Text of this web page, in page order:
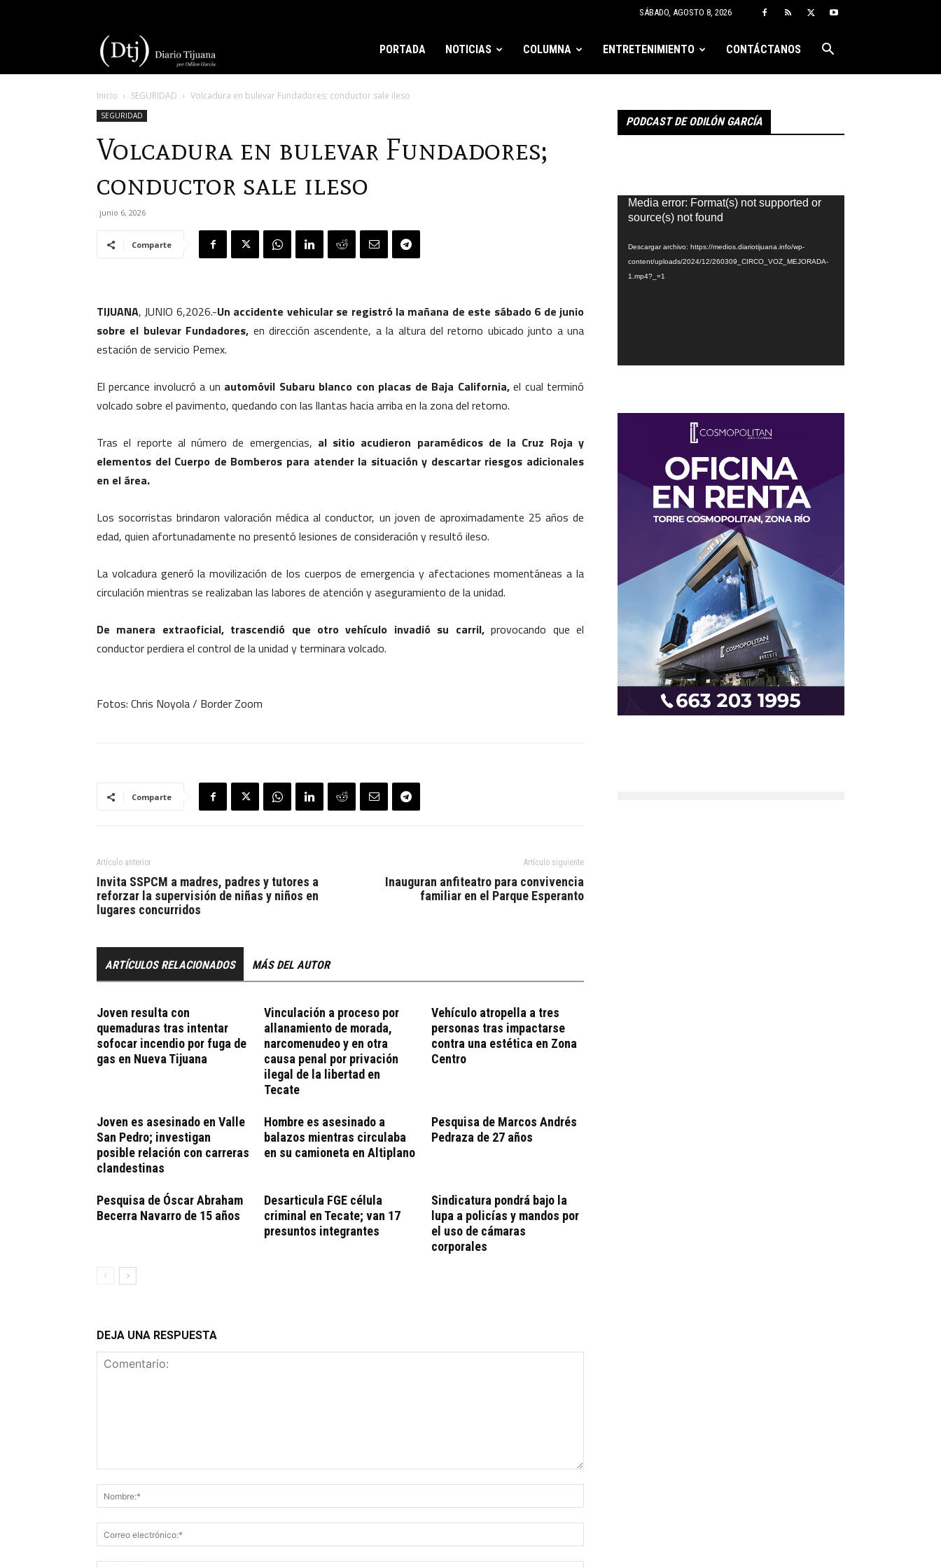
SÁBADO, AGOSTO 8, 2026
Tijuana
PORTADA NOTICIAS COLUMNA ENTRETENIMIENTO CONTÁCTANOS
Inicio SEGURIDAD Volcadura en bulevar Fundadores; conductor sale ileso
SEGURIDAD
Volcadura en bulevar Fundadores;
conductor sale ileso
junio 6, 2026
Comparte
TIJUANA, JUNIO 6,2026.-Un accidente vehicular se registró la mañana de este sábado 6 de junio
sobre el bulevar Fundadores, en dirección ascendente, a la altura del retorno ubicado junto a una
estación de servicio Pemex.
El percance involucró a un automóvil Subaru blanco con placas de Baja California,el cual terminó
volcado sobre el pavimento, quedando con las llantas hacia arriba en la zona del retorno.
Tras el reporte al número de emergencias, al sitio acudieron paramédicos de la Cruz Roja y
elementos del Cuerpo de Bomberos para atender la situación y descartar riesgos adicionales
en el área.
Los socorristas brindaron valoración médica al conductor, un joven de aproximadamente 25 años de
edad, quien afortunadamente no presentó lesiones de consideración y resultó ileso.
La volcadura generó la movilización de los cuerpos de emergencia y afectaciones momentáneas a la
circulación mientras se realizaban las labores de atención y aseguramiento de la unidad.
De manera extraoficial, trascendió que otro vehículo invadió su carril,provocando que el
conductor perdiera el control de la unidad y terminara volcado.
Fotos: Chris Noyola / Border Zoom
Comparte
Artículo anterior
Invita SSPCM a madres, padres y tutores a
reforzar la supervisión de niñas y niños en
lugares concurridos
Artículo siguiente
Inauguran anfiteatro para convivencia
familiar en el Parque Esperanto
ARTÍCULOS RELACIONADOS MÁS DEL AUTOR
Joven resulta con
quemaduras tras intentar
sofocar incendio por fuga de
gas en Nueva Tijuana
Vinculación a proceso por
allanamiento de morada,
narcomenudeo y en otra
causa penal por privación
ilegal de la libertad en
Tecate
Vehículo atropella a tres
personas tras impactarse
contra una estética en Zona
Centro
Joven es asesinado en Valle
San Pedro; investigan
posible relación con carreras
clandestinas
Hombre es asesinado a
balazos mientras circulaba
en su camioneta en Altiplano
Pesquisa de Marcos Andrés
Pedraza de 27 años
Pesquisa de Óscar Abraham
Becerra Navarro de 15 años
Desarticula FGE célula
criminal en Tecate; van 17
presuntos integrantes
Sindicatura pondrá bajo la
lupa a policías y mandos por
el uso de cámaras
corporales
DEJA UNA RESPUESTA
PODCAST DE ODILÓN GARCÍA
Reproductor
de
Media error: Format(s) not supported or
source(s) not found
Descargar archivo: https://medios.diariotijuana.info/wp-
content/uploads/2024/12/260309_CIRCO_VOZ_MEJORADA-
1.mp4?_=1